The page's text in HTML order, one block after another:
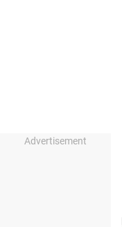
Advertisement